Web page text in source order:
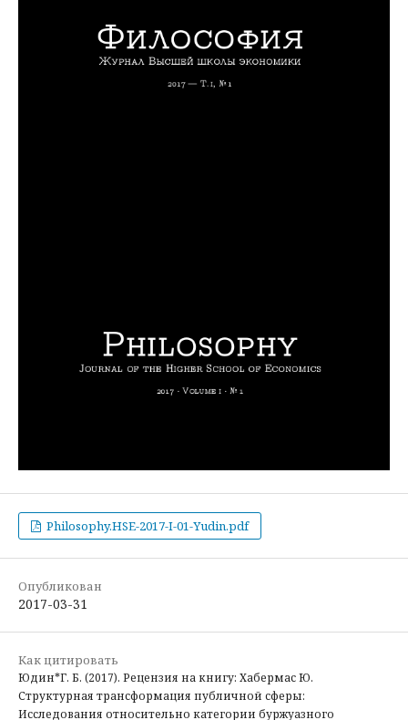
Philosophy.HSE-2017-I-01-Yudin.pdf
Опубликован
2017-03-31
Как цитировать
Юдин*Г. Б. (2017). Рецензия на книгу: Хабермас Ю.
Структурная трансформация публичной сферы:
Исследования относительно категории буржуазного